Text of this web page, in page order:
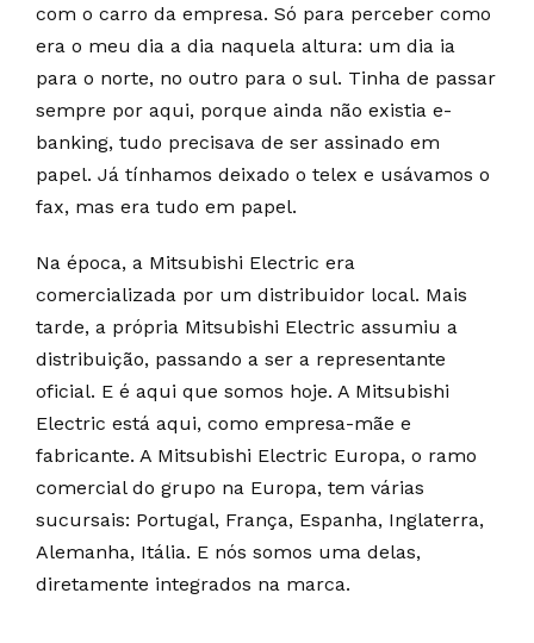
com o carro da empresa. Só para perceber como
era o meu dia a dia naquela altura: um dia ia
para o norte, no outro para o sul. Tinha de passar
sempre por aqui, porque ainda não existia e-
banking, tudo precisava de ser assinado em
papel. Já tínhamos deixado o telex e usávamos o
fax, mas era tudo em papel.
Na época, a Mitsubishi Electric era
comercializada por um distribuidor local. Mais
tarde, a própria Mitsubishi Electric assumiu a
distribuição, passando a ser a representante
oficial. E é aqui que somos hoje. A Mitsubishi
Electric está aqui, como empresa-mãe e
fabricante. A Mitsubishi Electric Europa, o ramo
comercial do grupo na Europa, tem várias
sucursais: Portugal, França, Espanha, Inglaterra,
Alemanha, Itália. E nós somos uma delas,
diretamente integrados na marca.